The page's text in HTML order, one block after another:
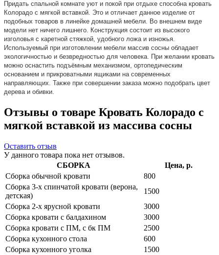
Придать спальной комнате уют и покой при отдыхе способна кровать
Колорадо с мягкой вставкой. Это и отличает данное изделие от
подобных товаров в линейке домашней мебели. Во внешнем виде
модели нет ничего лишнего. Конструкция состоит из высокого
изголовья с каретной стяжкой, удобного ложа и изножья.
Используемый при изготовлении мебели массив сосны обладает
экологичностью и безвредностью для человека. При желании кровать
можно оснастить подъёмным механизмом, ортопедическим
основанием и прикроватными ящиками на современных
направляющих. Также при совершении заказа можно подобрать цвет
дерева и обивки.
Отзывы о товаре Кровать Колорадо с
мягкой вставкой из массива сосны
Оставить отзыв
У данного товара пока нет отзывов.
СБОРКА
Цена, р.
Сборка обычной кровати
800
Сборка 3-х спинчатой кровати (верона,
детская)
1500
Сборка 2-х ярусной кровати
3000
Сборка кровати с балдахином
3000
Сборка кровати с ПМ, с бк ПМ
2500
Сборка кухонного стола
600
Сборка кухонного уголка
1500